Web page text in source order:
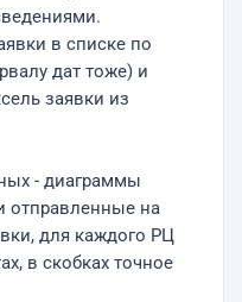
в списке по
дат тоже) и
заявки из
- диаграммы
отправленные на
для каждого РЦ
в скобках точное